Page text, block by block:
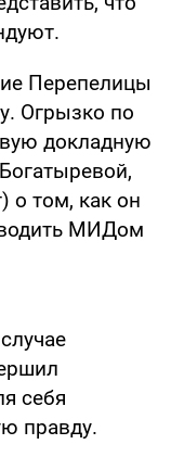
Перепелицы
Огрызко по
докладную
о том, как он
МИДом
себя
правду.